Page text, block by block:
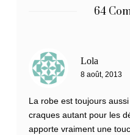
64
Lola
8 août, 2013
La robe est toujours
craques autant pour les
apporte vraiment une